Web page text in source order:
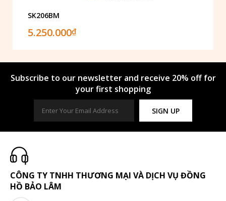
SK206BM
5.250.000₫
Subscribe to our newsletter and receive 20% off for
your first shopping
SIGN UP
CÔNG TY TNHH THƯƠNG MẠI VÀ DỊCH VỤ ĐỒNG
HỒ BẢO LÂM